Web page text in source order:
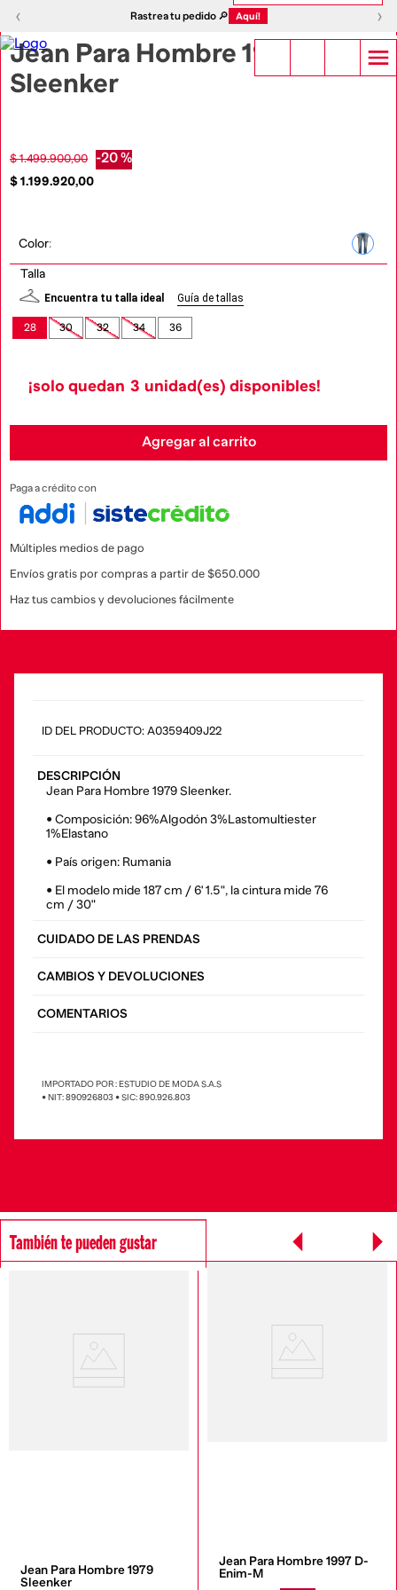
‹ Rastrea tu pedido 🔎 Aquí! ›
‹ ›
Jean Para Hombre 1979
Sleenker
$ 1.499.900,00 -20 %
$1.199.920,00
Color:
Talla
Encuentra tu talla ideal Guía de tallas
28 30 32 34 36
¡solo quedan 3 unidad(es) disponibles!
Agregar al carrito
Paga a crédito con
Múltiples medios de pago
Envíos gratis por compras a partir de $650.000
Haz tus cambios y devoluciones fácilmente
: A0359409J22
DESCRIPCIÓN
Jean Para Hombre 1979 Sleenker.
• Composición: 96%Algodón 3%Lastomultiester
1%Elastano
• País origen: Rumania
• El modelo mide 187 cm / 6' 1.5", la cintura mide 76
cm / 30"
CUIDADO DE LAS PRENDAS
CAMBIOS Y DEVOLUCIONES
COMENTARIOS
IMPORTADO POR : ESTUDIO DE MODA S.A.S
• NIT: 890926803 • SIC: 890.926.803
También te pueden gustar
Jean Para Hombre 1979
Sleenker
Jean Para Hombre 1997 D-
Enim-M